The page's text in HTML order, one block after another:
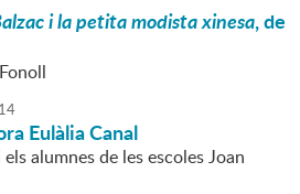
i la petita modista xinesa, de
Eulàlia Canal
alumnes de les escoles Joan